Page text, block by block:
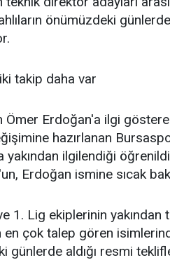
önümüzdeki
takip daha var
Ömer Erdoğan'a ilgi
hazırlanan
yakından ilgilendiği
Erdoğan ismine sıcak
1. Lig ekiplerinin
en çok talep gören
günlerde aldığı resmi